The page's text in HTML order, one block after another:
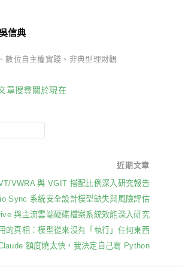
信典
數位自主權實踐、非典型理財觀
章搜尋關於現在
近期文章
VWRA 與 VGIT 搭配比例深入研究報告
Sync 系統安全設計模型缺失與風險評估
與主流雲端硬碟檔案系統效能深入研究
的真相：模型從來沒有「執行」任何東西
額度燒太快，我決定自己寫 Python